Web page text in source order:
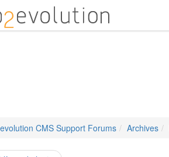
CMS Support Forums Archives